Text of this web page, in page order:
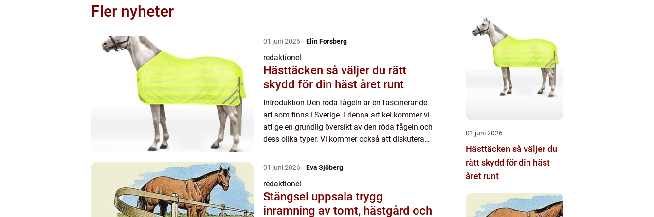
Fler nyheter
01 juni 2026 Elin Forsberg
redaktionel
Hästtäcken så väljer du rätt
skydd för din häst året runt
Introduktion Den röda fågeln är en fascinerande
art som finns i Sverige. I denna artikel kommer vi
att ge en grundlig översikt av den röda fågeln och
dess olika typer. Vi kommer också att diskutera
gör...
01 juni 2026 Eva Sjöberg
redaktionel
Stängsel uppsala trygg
inramning av tomt, hästgård och
01 juni 2026
Hästtäcken så väljer du
rätt skydd för din häst
året runt